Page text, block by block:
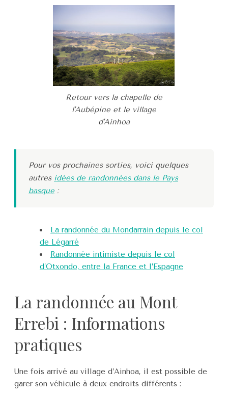
Retour vers la chapelle de
l'Aubépine et le village
d'Ainhoa
Pour vos prochaines sorties, voici quelques
autres idées de randonnées dans le Pays
basque :
La randonnée du Mondarrain depuis le col
de Légarré
Randonnée intimiste depuis le col
d’Otxondo, entre la France et l’Espagne
La randonnée au Mont
Errebi : Informations
pratiques
Une fois arrivé au village d’Ainhoa, il est possible de
garer son véhicule à deux endroits différents :